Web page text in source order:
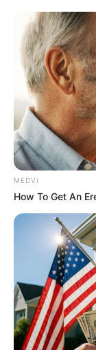
Condemns!
BRAINBERRIES
2025’s Most
BRAINBERRIES
MEDVI
How To Get An